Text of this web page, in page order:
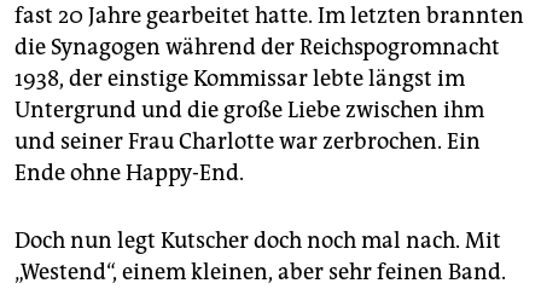
fast 20 Jahre gearbeitet hatte. Im letzten brannten
die Synagogen während der Reichspogromnacht
1938, der einstige Kommissar lebte längst im
Untergrund und die große Liebe zwischen ihm
und seiner Frau Charlotte war zerbrochen. Ein
Ende ohne Happy-End.
Doch nun legt Kutscher doch noch mal nach. Mit
„Westend“, einem kleinen, aber sehr feinen Band.